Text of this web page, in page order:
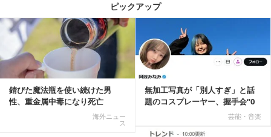
ピックアップ
錆びた魔法瓶を使い続けた男
性、重金属中毒になり死亡
海外ニュー
ス
無加工写真が「別人すぎ」と話
題のコスプレーヤー、握手会“0
芸能・音楽
記事を読む